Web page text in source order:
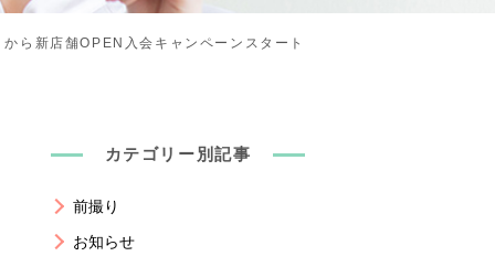
ら新店舗OPEN入会キャンペーンスタート
カテゴリー別記事
前撮り
お知らせ